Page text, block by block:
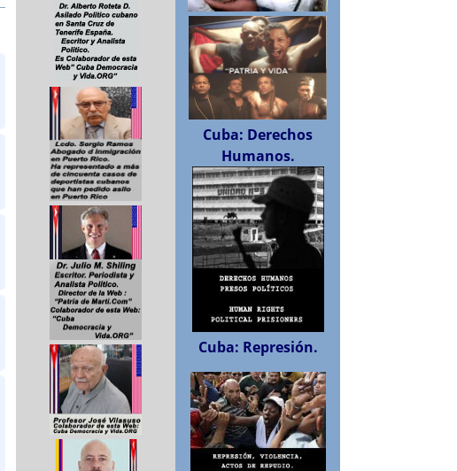
Cuba: Derechos
Humanos.
Cuba: Represión.